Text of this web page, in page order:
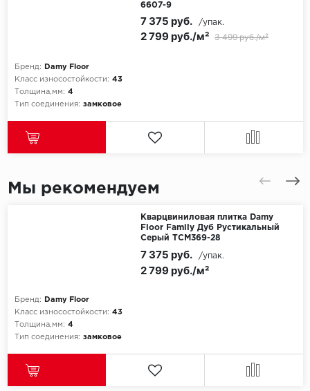
6607-9
Бренд:
Damy Floor
Класс износостойкости: 43
Толщина,мм: 4
Тип соединения: замковое
2 799 руб./м² 3 499 руб./м²
7 375 руб. /упак.
Мы рекомендуем
Кварцвиниловая плитка Damy
Floor Family Дуб Рустикальный
Cерый TCM369-28
Бренд:
Damy Floor
Класс износостойкости: 43
Толщина,мм: 4
Тип соединения: замковое
2 799 руб./м²
7 375 руб. /упак.